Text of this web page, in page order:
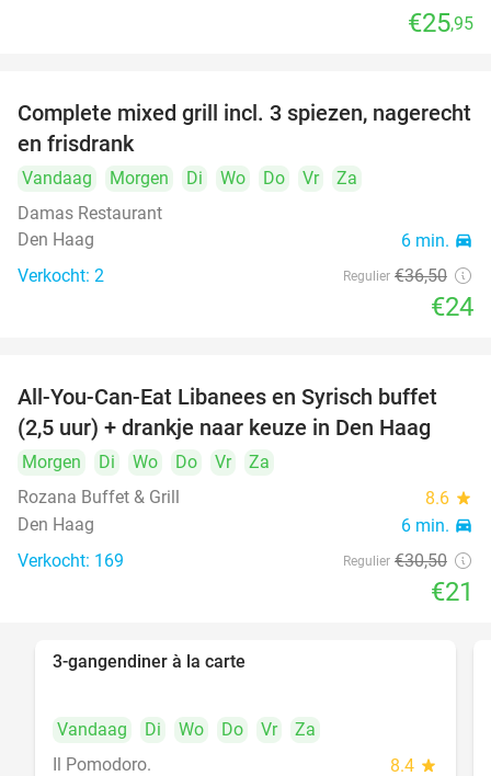
food
food
food
food
€25,95
34%
Complete mixed grill incl. 3 spiezen, nagerecht
en frisdrank
Vandaag Morgen Di Wo Do Vr
Za
Damas Restaurant
Den Haag
6 min. directions_car
Verkocht: 2 Regulier €36,50
€24
31%
All-You-Can-Eat Libanees en Syrisch buffet
(2,5 uur) + drankje naar keuze in Den Haag
Morgen Di Wo Do Vr
Za
Rozana Buffet & Grill
8.6 star
Den Haag 6 min. directions_car
Verkocht: 169 Regulier €30,50
€21
3-gangendiner à la carte
Vandaag Di Wo Do Vr
Za
Il Pomodoro.
8.4 star